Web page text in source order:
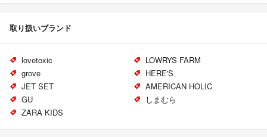
取り扱いブランド
lovetoxic
LOWRYS FARM
grove
HERE'S
JET SET
AMERICAN HOLIC
GU
しまむら
ZARA KIDS